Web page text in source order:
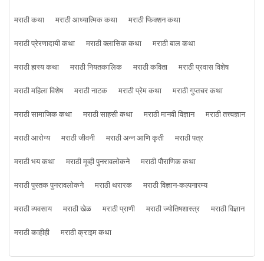
मराठी कथा मराठी आध्यात्मिक कथा
मराठी फिक्शन कथा
मराठी प्रेरणादायी कथा
मराठी क्लासिक कथा
मराठी बाल कथा
मराठी हास्य कथा
मराठी नियतकालिक मराठी कविता
मराठी प्रवास विशेष
मराठी महिला विशेष
मराठी नाटक मराठी प्रेम कथा
मराठी गुप्तचर कथा
मराठी सामाजिक कथा
मराठी साहसी कथा मराठी मानवी विज्ञान
मराठी तत्त्वज्ञान
मराठी आरोग्य
मराठी जीवनी मराठी अन्न आणि कृती
मराठी पत्र
मराठी भय कथा
मराठी मूव्ही पुनरावलोकने
मराठी पौराणिक कथा
मराठी पुस्तक पुनरावलोकने
मराठी थरारक
मराठी विज्ञान-कल्पनारम्य
मराठी व्यवसाय
मराठी खेळ मराठी प्राणी मराठी ज्योतिषशास्त्र
मराठी विज्ञान
मराठी काहीही
मराठी क्राइम कथा